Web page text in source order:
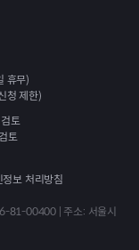
휴무)
청 제한)
토
토
정보 처리방침
81-00400 | 주소: 서울시